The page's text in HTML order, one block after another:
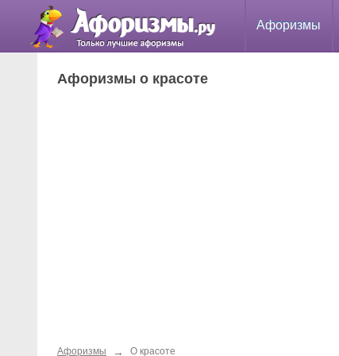
Афоризмы
Афоризмы о красоте
Афоризмы → О красоте